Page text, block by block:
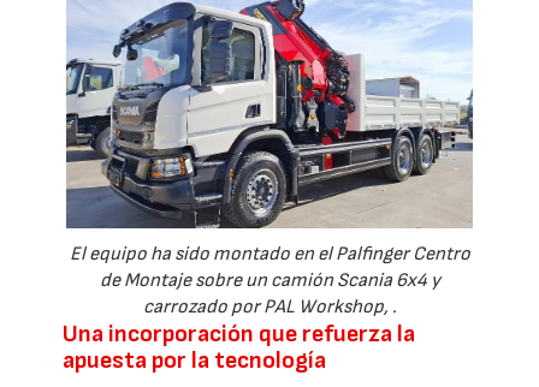
El equipo ha sido montado en el Palfinger Centro
de Montaje sobre un camión Scania 6x4 y
carrozado por PAL Workshop, .
Una incorporación que refuerza la
apuesta por la tecnología